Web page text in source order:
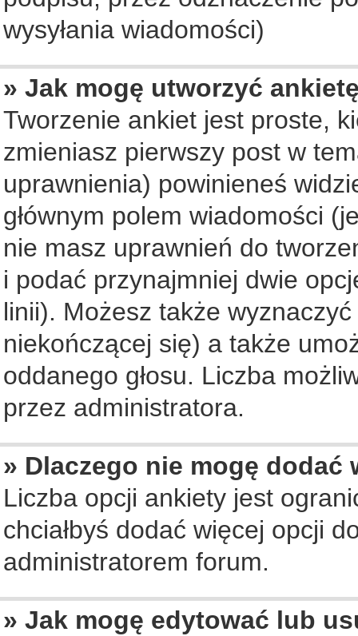
wysyłania wiadomości)
» Jak mogę utworzyć
Tworzenie ankiet jest proste,
zmieniasz pierwszy post w
uprawnienia) powinieneś
głównym polem wiadomości
nie masz uprawnień do
i podać przynajmniej dwie
linii). Możesz także
niekończącej się) a także
oddanego głosu. Liczba
przez administratora.
» Dlaczego nie mogę
Liczba opcji ankiety jest
chciałbyś dodać więcej opcji
administratorem forum.
» Jak mogę edytować lub